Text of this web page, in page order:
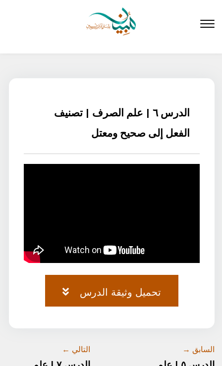
المحتوى
الدرس ٦ | علم الصرف | تصنيف
الفعل إلى صحيح ومعتل
تحميل وثيقة الدرس
السابق → التالي ←